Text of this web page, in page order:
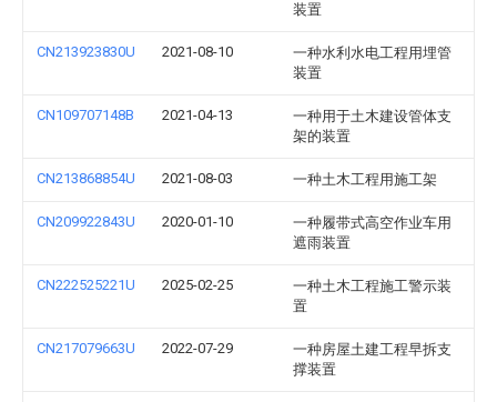
装置
CN213923830U 2021-08-10
一种水利水电工程用埋管
装置
CN109707148B 2021-04-13
一种用于土木建设管体支
架的装置
CN213868854U 2021-08-03 一种土木工程用施工架
CN209922843U 2020-01-10
一种履带式高空作业车用
遮雨装置
CN222525221U 2025-02-25
一种土木工程施工警示装
置
CN217079663U 2022-07-29
一种房屋土建工程早拆支
撑装置